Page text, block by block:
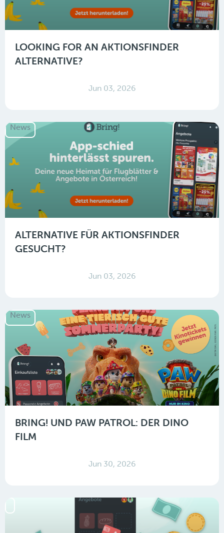
LOOKING FOR AN AKTIONSFINDER
ALTERNATIVE?
Jun 03, 2026
News
ALTERNATIVE FÜR AKTIONSFINDER
GESUCHT?
Jun 03, 2026
News
BRING! UND PAW PATROL: DER DINO
FILM
Jun 30, 2026